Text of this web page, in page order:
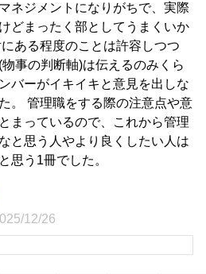
ネジメントになりがちで、実際
どまったく部としてうまくいか
ある程度のことは許容しつつ
事の判断軸)は伝えるのみくら
バーがイキイキと意見を出しな
。 管理職をする際の注意点や意
まっているので、これから管理
と思う人やより良くしたい人は
思う1冊でした。
12/26